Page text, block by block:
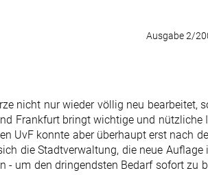
Ausgabe 2/
nicht nur wieder völlig neu bearbeitet,
Frankfurt bringt wichtige und nützliche
UvF konnte aber überhaupt erst nach
die Stadtverwaltung, die neue Auflage
- um den dringendsten Bedarf sofort zu